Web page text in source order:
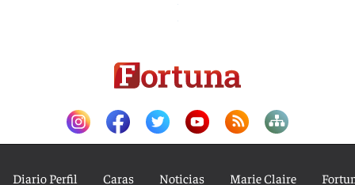
Diario Perfil Caras Noticias Marie Claire